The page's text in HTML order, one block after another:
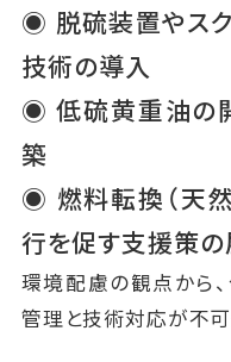
◉ 脱硫装置やス
技術の導入
◉ 低硫黄重油の
築
◉ 燃料転換（天
行を促す支援策
環境配慮の観点から
管理と技術対応が不可